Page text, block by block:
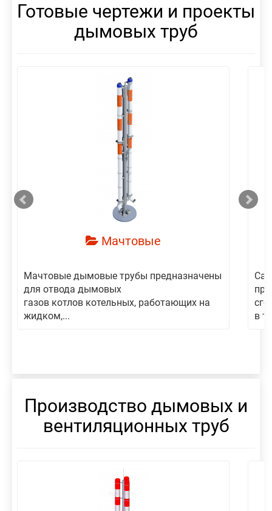
Готовые чертежи и проекты
дымовых труб
Мачтовые
Мачтовые дымовые трубы предназначены
для отвода дымовых
газов котлов котельных, работающих на
жидком,...
в
Производство дымовых и
вентиляционных труб